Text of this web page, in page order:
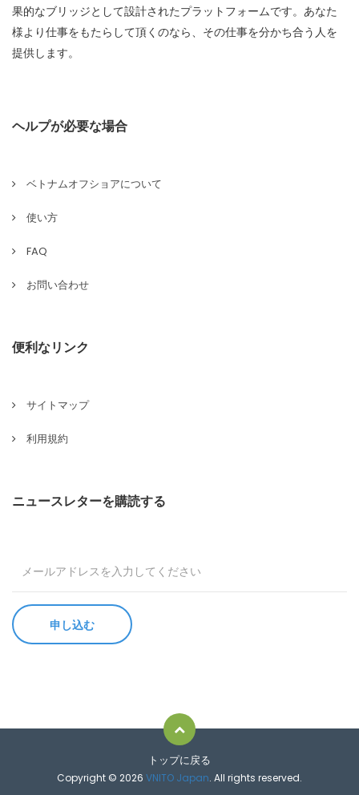
果的なブリッジとして設計されたプラットフォームです。あなた
様より仕事をもたらして頂くのなら、その仕事を分かち合う人を
提供します。
ヘルプが必要な場合
ベトナムオフショアについて
使い方
FAQ
お問い合わせ
便利なリンク
サイトマップ
利用規約
ニュースレターを購読する
トップに戻る
Copyright © 2026 VNITO Japan. All rights reserved.